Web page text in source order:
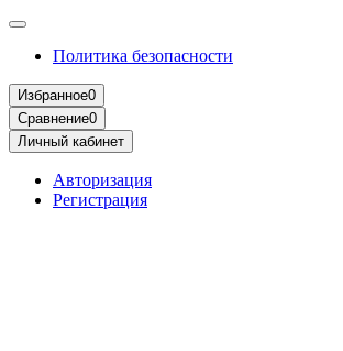
Политика безопасности
Избранное0
Сравнение0
Личный кабинет
Авторизация
Регистрация